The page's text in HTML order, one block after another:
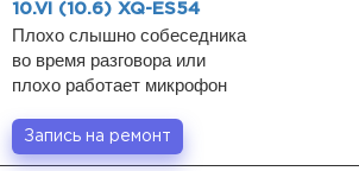
10.VI (10.6) XQ-ES54
Плохо слышно собеседника
во время разговора или
плохо работает микрофон
Запись на ремонт